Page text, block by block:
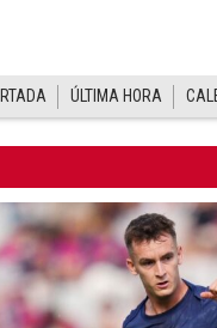
ÚLTIMA HORA